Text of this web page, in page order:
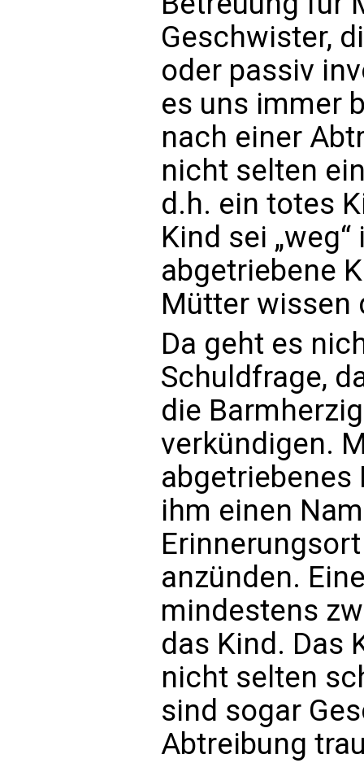
Geschwister,
oder passiv
es uns immer
nach einer
nicht selten
d.h. ein totes
Kind sei
abgetriebene
Mütter wissen
Da geht es
Schuldfrage,
die
verkündigen.
abgetriebenes
ihm einen
anzünden.
mindestens
das Kind. Das
nicht selten
sind sogar
Abtreibung